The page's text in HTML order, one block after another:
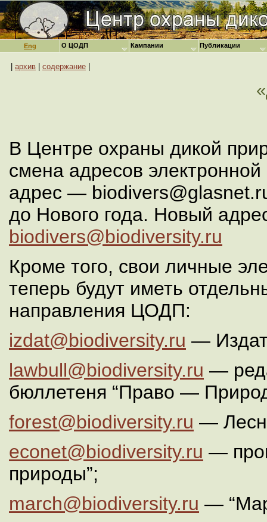
Eng
архив содержание
В Центре охраны дикой
смена адресов
адрес —
до Нового года. Новый
biodivers@biodiversity.ru
Кроме того, свои личные
теперь будут иметь
направления ЦОДП:
izdat@biodiversity.ru —
lawbull@biodiversity.ru —
бюллетеня “Право —
forest@biodiversity.ru —
econet@biodiversity.ru —
природы”;
march@biodiversity.ru —
О ЦОДП Кампании Публикации